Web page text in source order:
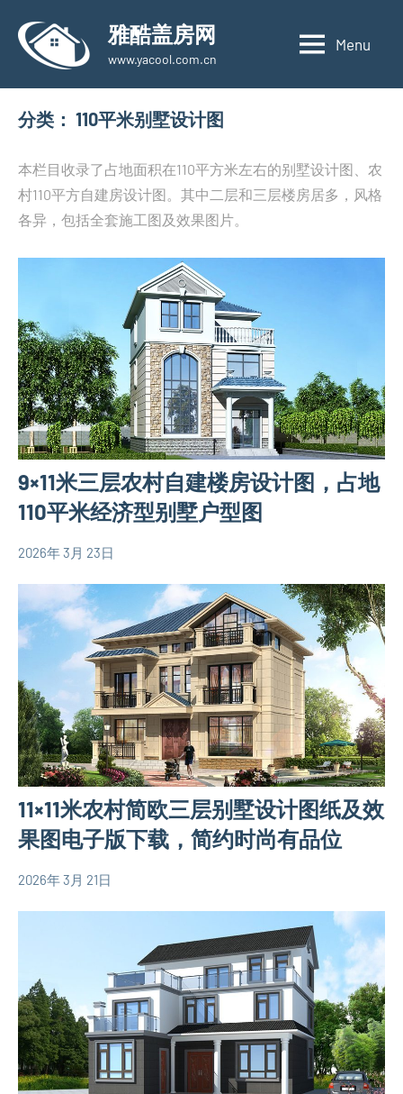
content
雅酷盖房网
www.yacool.com.cn
Menu
分类： 110平米别墅设计图
本栏目收录了占地面积在110平方米左右的别墅设计图、农
村110平方自建房设计图。其中二层和三层楼房居多，风格
各异，包括全套施工图及效果图片。
9×11米三层农村自建楼房设计图，占地
110平米经济型别墅户型图
米
别
设
计
图
三
层
别
墅
设
计
墅
设
计
图
2026年 3月 23日
yacool
11×11米农村简欧三层别墅设计图纸及效
果图电子版下载，简约时尚有品位
平
墅
设
计
图
120
2026年 3月 21日
yacool